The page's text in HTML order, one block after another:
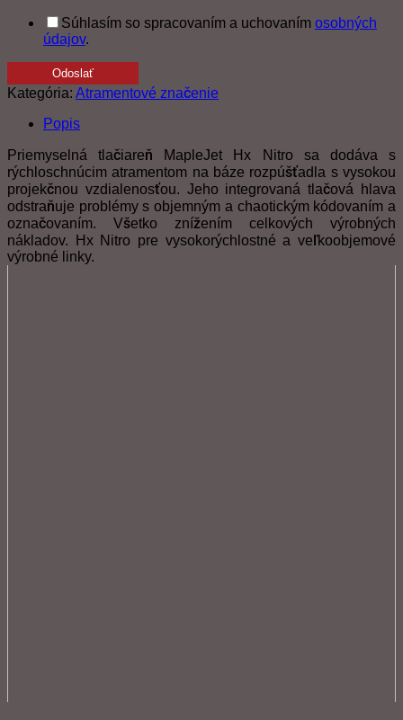
Súhlasím so spracovaním a uchovaním osobných
údajov.
Odoslať
Kategória: Atramentové značenie
Popis
Priemyselná tlačiareň MapleJet Hx Nitro sa dodáva s
rýchloschnúcim atramentom na báze rozpúšťadla s vysokou
projekčnou vzdialenosťou. Jeho integrovaná tlačová hlava
odstraňuje problémy s objemným a chaotickým kódovaním a
označovaním. Všetko znížením celkových výrobných
nákladov. Hx Nitro pre vysokorýchlostné a veľkoobjemové
výrobné linky.